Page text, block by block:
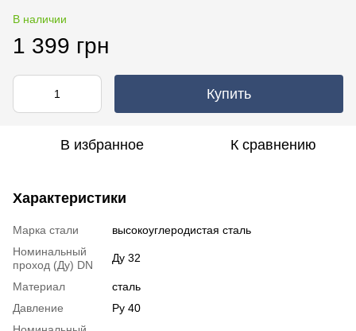
В наличии
1 399 грн
Купить
В избранное К сравнению
Характеристики
Марка стали
высокоуглеродистая сталь
Номинальный
проход (Ду) DN
Ду 32
Материал
сталь
Давление
Ру 40